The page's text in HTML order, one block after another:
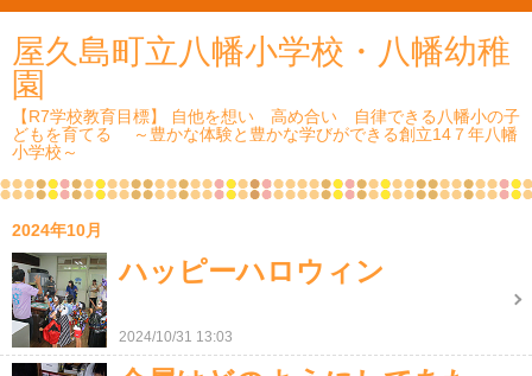
屋久島町立八幡小学校・八幡幼稚
園
【R7学校教育目標】 自他を想い 高め合い 自律できる八幡小の子
どもを育てる ～豊かな体験と豊かな学びができる創立14７年八幡
小学校～
2024年10月
ハッピーハロウィン
2024/10/31 13:03